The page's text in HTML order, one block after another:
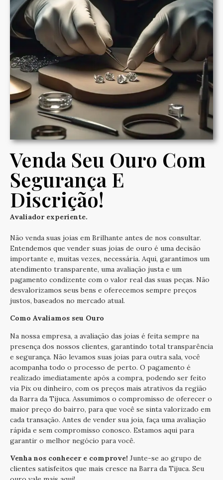
Venda Seu Ouro Com
Segurança E
Discrição!
Avaliador experiente.
Não venda suas joias em Brilhante antes de nos consultar.
Entendemos que vender suas joias de ouro é uma decisão
importante e, muitas vezes, necessária. Aqui, garantimos um
atendimento transparente, uma avaliação justa e um
pagamento condizente com o valor real das suas peças. Não
desvalorizamos seus bens e oferecemos sempre preços
justos, baseados no mercado atual.
Como Avaliamos seu Ouro
Na nossa empresa, a avaliação das joias é feita sempre na
presença dos nossos clientes, garantindo total transparência
e segurança. Não levamos suas joias para outra sala, você
acompanha todo o processo de perto. O pagamento é
realizado imediatamente após a compra, podendo ser feito
via Pix ou dinheiro, com os preços mais atrativos da região
da Barra da Tijuca. Assumimos o compromisso de oferecer o
maior preço do bairro, para que você se sinta valorizado em
cada transação. Antes de vender sua joia, faça uma avaliação
rápida e sem compromisso conosco. Estamos aqui para
garantir o melhor negócio para você.
Venha nos conhecer e comprove! Junte-se ao grupo de
clientes satisfeitos que mais cresce na Barra da Tijuca. Seu